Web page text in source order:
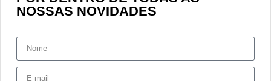
NOSSAS NOVIDADES